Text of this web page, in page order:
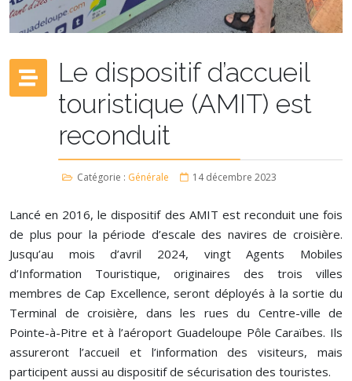
Le dispositif d’accueil
touristique (AMIT) est
reconduit
Catégorie : Générale 14 décembre 2023
Lancé en 2016, le dispositif des AMIT est reconduit une fois
de plus pour la période d’escale des navires de croisière.
Jusqu’au mois d’avril 2024, vingt Agents Mobiles
d’Information Touristique, originaires des trois villes
membres de Cap Excellence, seront déployés à la sortie du
Terminal de croisière, dans les rues du Centre-ville de
Pointe-à-Pitre et à l’aéroport Guadeloupe Pôle Caraïbes. Ils
assureront l’accueil et l’information des visiteurs, mais
participent aussi au dispositif de sécurisation des touristes.